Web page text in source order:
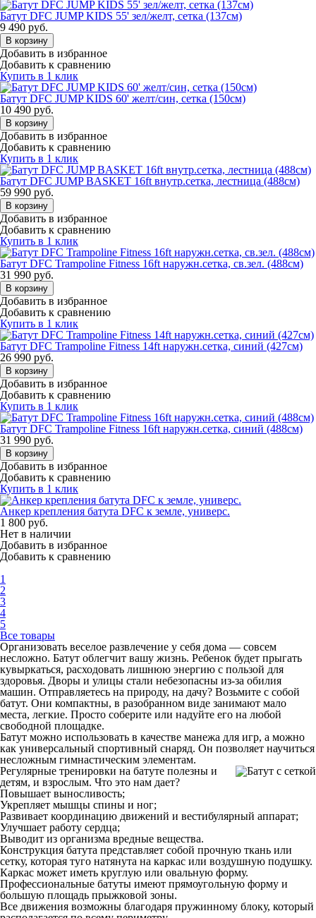
Батут DFC JUMP KIDS 55' зел/желт, сетка (137см)
9 490 руб.
В корзину
Добавить в избранное
Добавить к сравнению
Купить в 1 клик
Батут DFC JUMP KIDS 60' желт/син, сетка (150см)
10 490 руб.
В корзину
Добавить в избранное
Добавить к сравнению
Купить в 1 клик
Батут DFC JUMP BASKET 16ft внутр.сетка, лестница (488cм)
59 990 руб.
В корзину
Добавить в избранное
Добавить к сравнению
Купить в 1 клик
Батут DFC Trampoline Fitness 16ft наружн.сетка, св.зел. (488см)
31 990 руб.
В корзину
Добавить в избранное
Добавить к сравнению
Купить в 1 клик
Батут DFC Trampoline Fitness 14ft наружн.сетка, синий (427см)
26 990 руб.
В корзину
Добавить в избранное
Добавить к сравнению
Купить в 1 клик
Батут DFC Trampoline Fitness 16ft наружн.сетка, синий (488см)
31 990 руб.
В корзину
Добавить в избранное
Добавить к сравнению
Купить в 1 клик
Анкер крепления батута DFC к земле, универс.
1 800 руб.
Нет в наличии
Добавить в избранное
Добавить к сравнению
1
2
3
4
5
Все товары
Организовать веселое развлечение у себя дома — совсем
несложно. Батут облегчит вашу жизнь. Ребенок будет прыгать
кувыркаться, расходовать лишнюю энергию с пользой для
здоровья. Дворы и улицы стали небезопасны из-за обилия
машин. Отправляетесь на природу, на дачу? Возьмите с собой
батут. Они компактны, в разобранном виде занимают мало
места, легкие. Просто соберите или надуйте его на любой
свободной площадке.
Батут можно использовать в качестве манежа для игр, а можно
как универсальный спортивный снаряд. Он позволяет научиться
несложным гимнастическим элементам.
Регулярные тренировки на батуте полезны и
детям, и взрослым. Что это нам дает?
Повышает выносливость;
Укрепляет мышцы спины и ног;
Развивает координацию движений и вестибулярный аппарат;
Улучшает работу сердца;
Выводит из организма вредные вещества.
Конструкция батута представляет собой прочную ткань или
сетку, которая туго натянута на каркас или воздушную подушку.
Каркас может иметь круглую или овальную форму.
Профессиональные батуты имеют прямоугольную форму и
большую площадь прыжковой зоны.
Все движения возможны благодаря пружинному блоку, который